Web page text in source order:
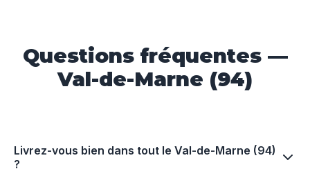
Questions fréquentes —
Val-de-Marne (94)
Livrez-vous bien dans tout le Val-de-Marne (94)
?